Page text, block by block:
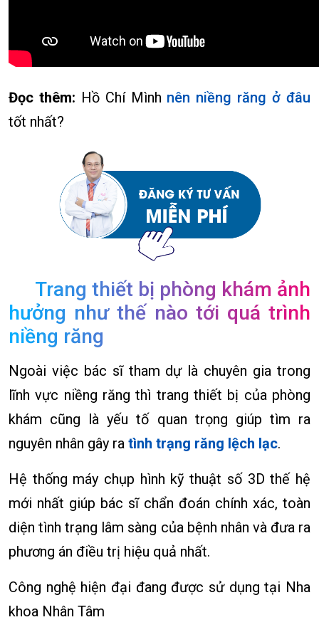
Đọc thêm: Hồ Chí Mình nên niềng răng ở đâu
tốt nhất?
Trang thiết bị phòng khám ảnh
hưởng như thế nào tới quá trình
niềng răng
Ngoài việc bác sĩ tham dự là chuyên gia trong
lĩnh vực niềng răng thì trang thiết bị của phòng
khám cũng là yếu tố quan trọng giúp tìm ra
nguyên nhân gây ra tình trạng răng lệch lạc.
Hệ thống máy chụp hình kỹ thuật số 3D thế hệ
mới nhất giúp bác sĩ chẩn đoán chính xác, toàn
diện tình trạng lâm sàng của bệnh nhân và đưa ra
phương án điều trị hiệu quả nhất.
Công nghệ hiện đại đang được sử dụng tại Nha
khoa Nhân Tâm